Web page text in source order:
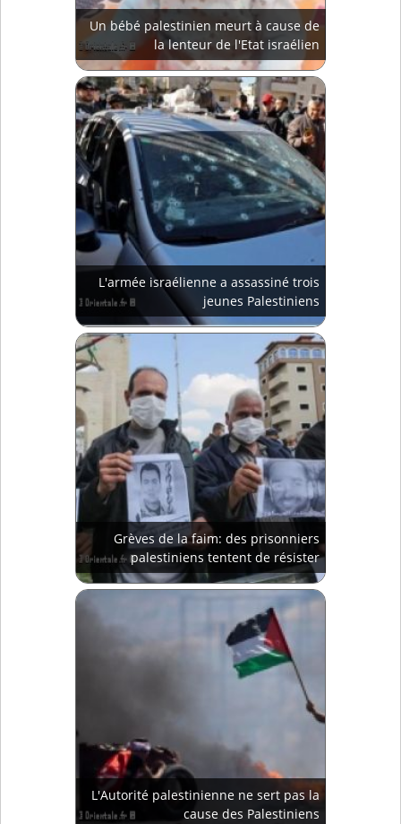
Un bébé palestinien meurt à cause de
la lenteur de l'Etat israélien
L'armée israélienne a assassiné trois
jeunes Palestiniens
Grèves de la faim: des prisonniers
palestiniens tentent de résister
L'Autorité palestinienne ne sert pas la
cause des Palestiniens